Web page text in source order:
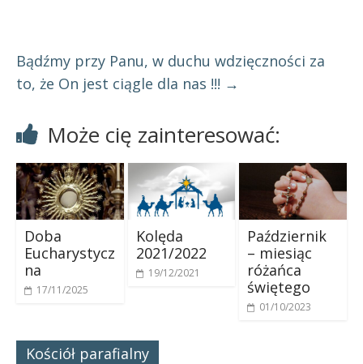
Bądźmy przy Panu, w duchu wdzięczności za
to, że On jest ciągle dla nas !!! →
Może cię zainteresować:
Doba
Eucharystycz
na
17/11/2025
Kolęda
2021/2022
19/12/2021
Październik
– miesiąc
różańca
świętego
01/10/2023
Kościół parafialny